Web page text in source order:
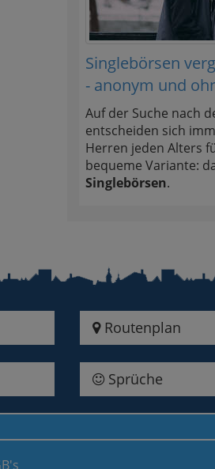
Singlebörsen
- anonym und
Auf der Suche nach
entscheiden sich
Herren jeden Alters
bequeme Variante:
Singlebörsen.
Routenplan
Sprüche